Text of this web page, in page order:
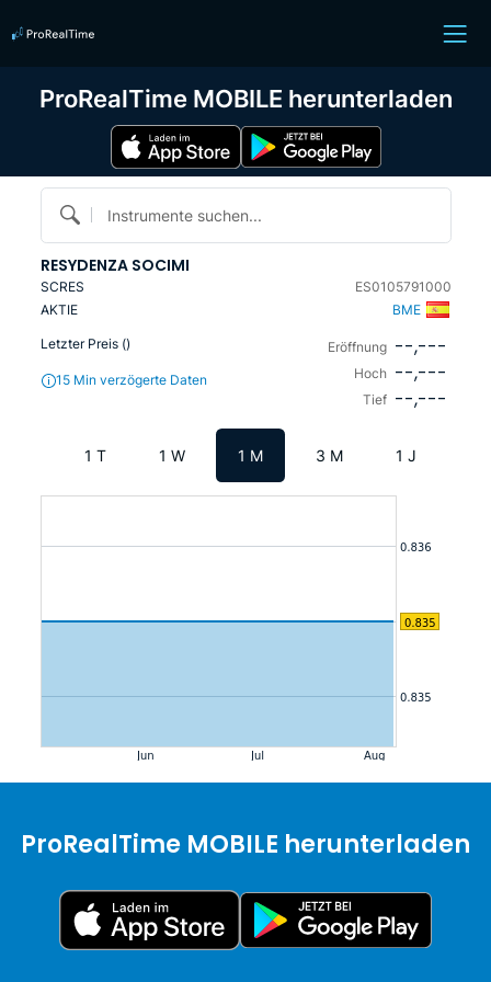
Instrumente suchen...
RESYDENZA SOCIMI
SCRES
ES0105791000
AKTIE
BME
Letzter Preis ()
15 Min verzögerte Daten
Eröffnung --,---
Hoch --,---
Tief --,---
1 T 1 W 1 M 3 M 1 J
ProRealTime MOBILE herunterladen
ProRealTime MOBILE herunterladen